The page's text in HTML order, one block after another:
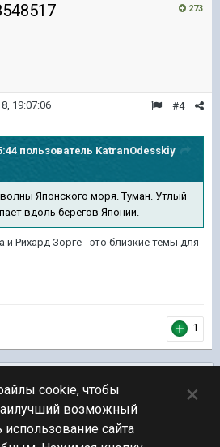
273
#4
19:07:06
пользователь KatranOdesskiy
Японского моря. Туман. Утлый
вдоль берегов Японии.
и Рихард Зорге - это близкие темы для
1
cookie, чтобы
возможный
использование сайта
×